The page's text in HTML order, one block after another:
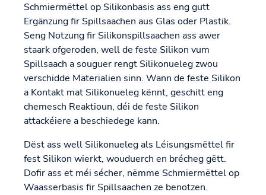
Schmiermëttel op Silikonbasis ass eng gutt
Ergänzung fir Spillsaachen aus Glas oder Plastik.
Seng Notzung fir Silikonspillsaachen ass awer
staark ofgeroden, well de feste Silikon vum
Spillsaach a souguer rengt Silikonueleg zwou
verschidde Materialien sinn. Wann de feste Silikon
a Kontakt mat Silikonueleg kënnt, geschitt eng
chemesch Reaktioun, déi de feste Silikon
attackéiere a beschiedege kann.
Dëst ass well Silikonueleg als Léisungsmëttel fir
fest Silikon wierkt, wouduerch en brécheg gëtt.
Dofir ass et méi sécher, nëmme Schmiermëttel op
Waasserbasis fir Spillsaachen ze benotzen.